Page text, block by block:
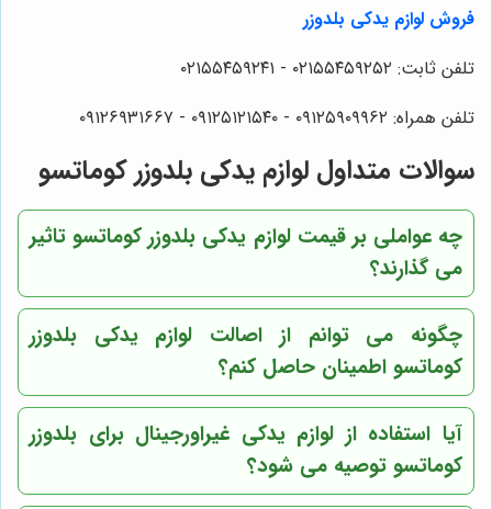
فروش لوازم یدکی بلدوزر
تلفن ثابت: ۰۲۱۵۵۴۵۹۲۵۲ - ۰۲۱۵۵۴۵۹۲۴۱
تلفن همراه: ۰۹۱۲۵۹۰۹۹۶۲ - ۰۹۱۲۵۱۲۱۵۴۰‌‌‌ - ۰۹۱۲۶۹۳۱۶۶۷
سوالات متداول لوازم یدکی بلدوزر کوماتسو
چه عواملی بر قیمت لوازم یدکی بلدوزر کوماتسو تاثیر
می گذارند؟
چگونه می توانم از اصالت لوازم یدکی بلدوزر
کوماتسو اطمینان حاصل کنم؟
آیا استفاده از لوازم یدکی غیراورجینال برای بلدوزر
کوماتسو توصیه می شود؟